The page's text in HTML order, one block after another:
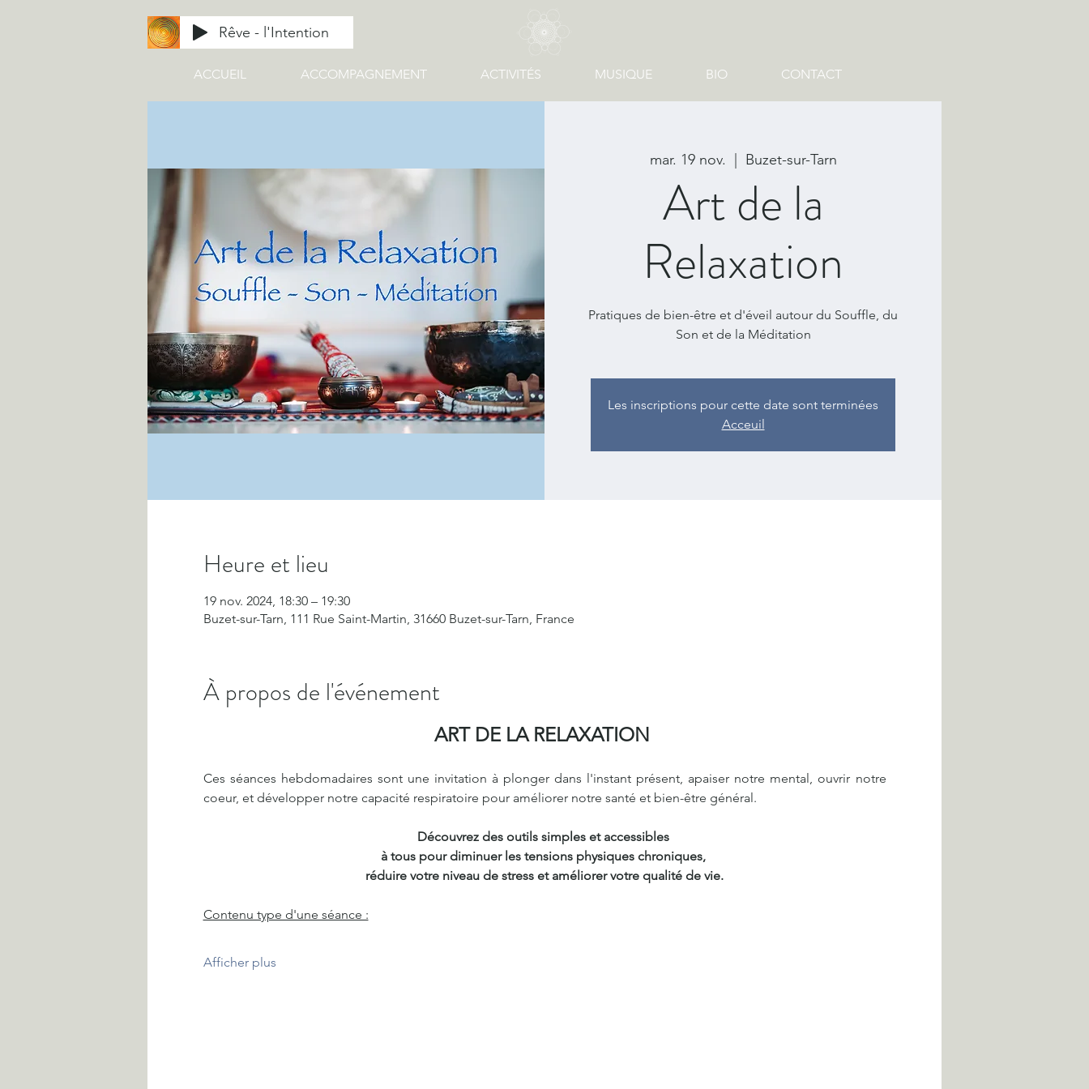
ACCUEIL ACCOMPAGNEMENT ACTIVITÉS MUSIQUE BIO CONTACT
Rêve - l'Intention
mar. 19 nov. Buzet-sur-Tarn
Art de la
Relaxation
Pratiques de bien-être et d'éveil autour du Souffle, du
Son et de la Méditation
Les inscriptions pour cette date sont terminées
Acceuil
Heure et lieu
19 nov. 2024, 18:30 – 19:30
Buzet-sur-Tarn, 111 Rue Saint-Martin, 31660 Buzet-sur-Tarn, France
À propos de l'événement
ART DE LA RELAXATION
Ces séances hebdomadaires sont une invitation à plonger dans l'instant présent, apaiser notre mental, ouvrir notre
coeur, et développer notre capacité respiratoire pour améliorer notre santé et bien-être général.
Découvrez des outils simples et accessibles
à tous pour diminuer les tensions physiques chroniques,
réduire votre niveau de stress et améliorer votre qualité de vie.
Contenu type d'une séance :
Afficher plus